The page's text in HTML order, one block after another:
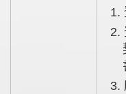
2. 登記原因證明文件(所有權移轉